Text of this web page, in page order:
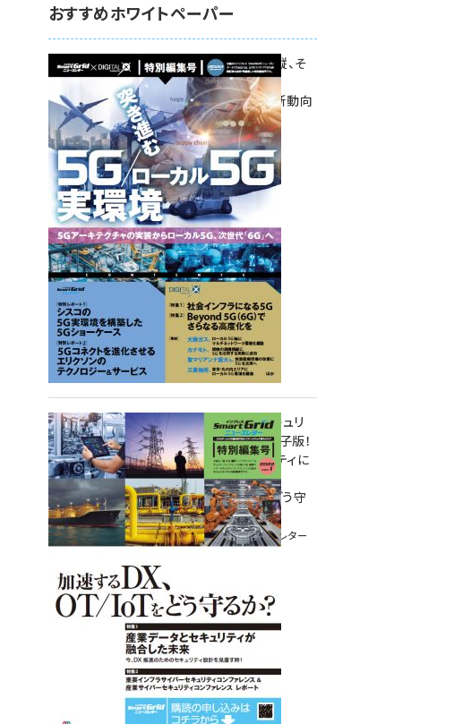
おすすめホワイトペーパー
環境対策、建機の遠隔操縦、そ
して医療。
次世代通信規格「5G」最新動向
をこの1冊で学ぶ
SmartGrid ニューズレター ×
DIGITAL X 特別編集号 2022
Summer
重要インフラサイバーセキュリ
ティコンファレンス特別電子版！
― 産業サイバーセキュリティに
関わる全ての方へ！ ―
加速するDX、OT/IoTをどう守
るか？
インプレス SmartGridニューズレター